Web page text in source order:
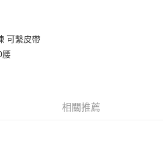
需綁卡、不需儲值。
可繫皮帶
腰
相關推薦